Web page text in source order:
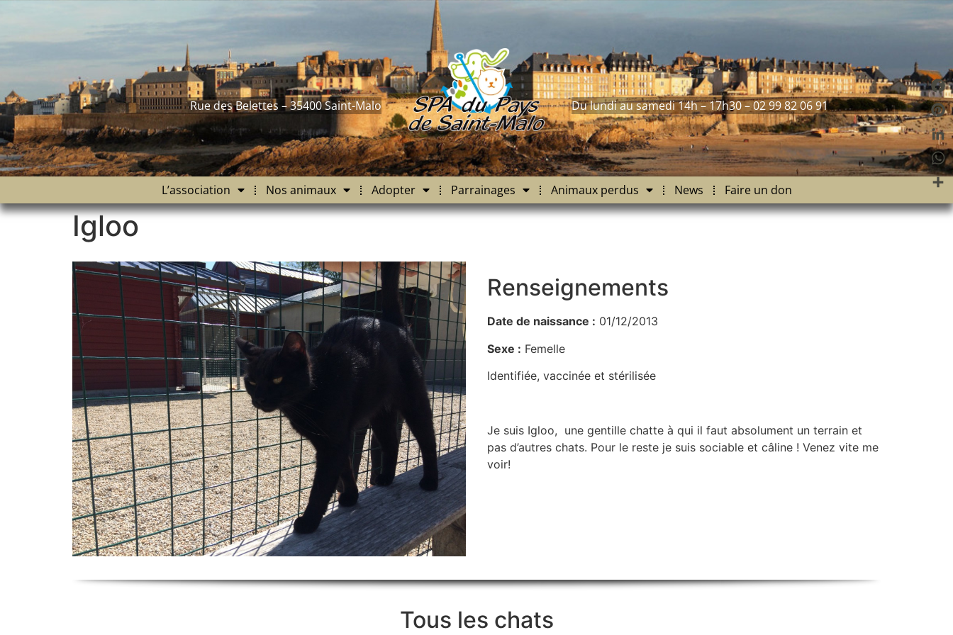
Rue des Belettes – 35400 Saint-Malo Du lundi au samedi 14h – 17h30 – 02 99 82 06 91
L’association Nos animaux Adopter Parrainages Animaux perdus News Faire un don
Igloo
Renseignements
Date de naissance : 01/12/2013
Sexe : Femelle
Identifiée, vaccinée et stérilisée
Je suis Igloo, une gentille chatte à qui il faut absolument un terrain et
pas d’autres chats. Pour le reste je suis sociable et câline ! Venez vite me
voir!
Tous les chats